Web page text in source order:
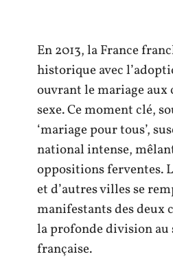
En 2013, la France
historique avec
ouvrant le mariage aux
sexe. Ce moment clé,
‘mariage pour tous’,
national intense,
oppositions ferventes.
et d’autres villes se
manifestants des deux
la profonde division au
française.